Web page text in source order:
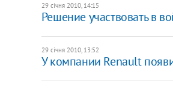
29 січня 2010, 14:15
Решение участвовать в
29 січня 2010, 13:52
У компании Renault